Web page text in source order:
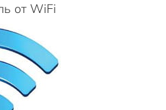
от WiFi